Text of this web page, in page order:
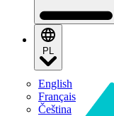
PL
English
Français
Čeština